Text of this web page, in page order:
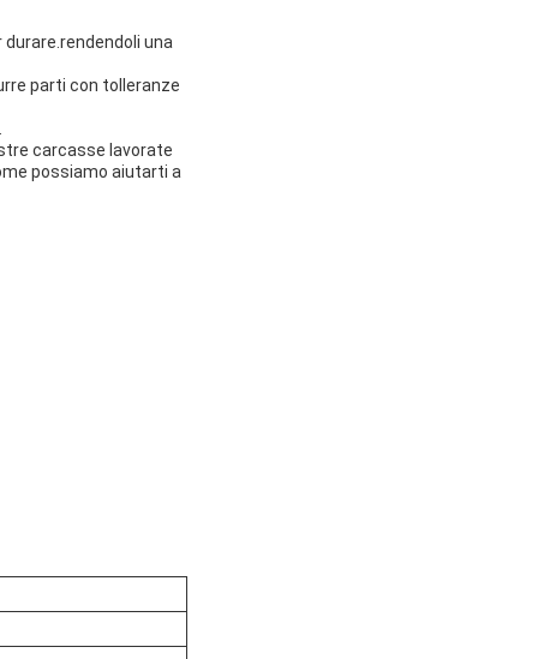
una
parti con tolleranze
carcasse lavorate
possiamo aiutarti a